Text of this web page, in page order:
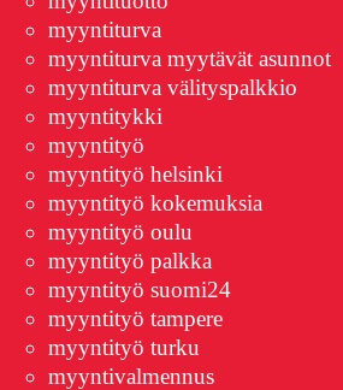
myyntiturva
myyntiturva myytävät asunnot
myyntiturva välityspalkkio
myyntitykki
myyntityö
myyntityö helsinki
myyntityö kokemuksia
myyntityö oulu
myyntityö palkka
myyntityö suomi24
myyntityö tampere
myyntityö turku
myyntivalmennus